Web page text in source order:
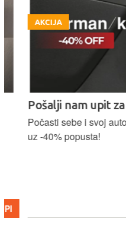
AKCIJA
Pošalji nam upit za
Počasti sebe i svoj auto
uz -40% popusta!